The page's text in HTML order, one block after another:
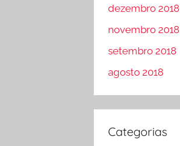
dezembro 2018
novembro 2018
setembro 2018
agosto 2018
Categorias